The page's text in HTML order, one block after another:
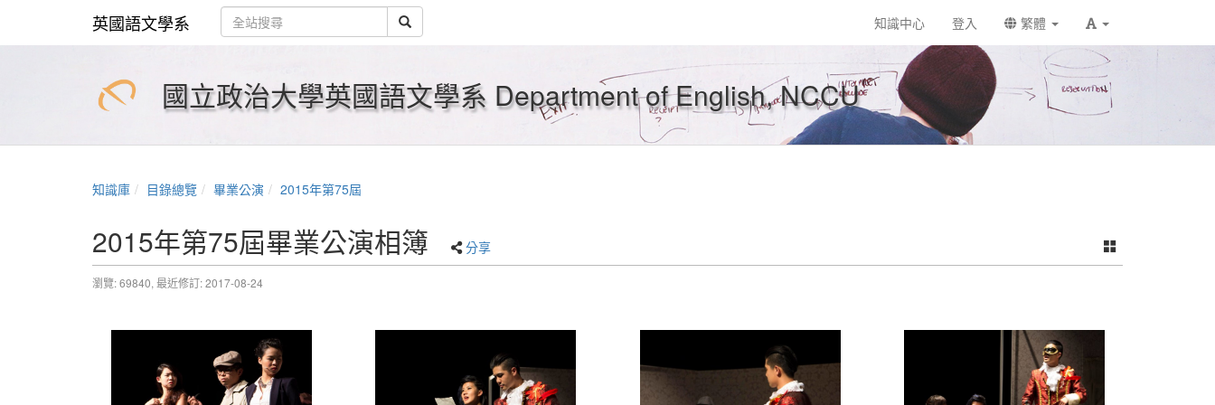
英國語文學系 知識中心 登入 繁體
國立政治大學英國語文學系 Department of English, NCCU
知識庫 目錄總覽 畢業公演 2015年第75屆
2015年第75屆畢業公演相簿 分享
瀏覽: 69840, 最近修訂: 2017-08-24